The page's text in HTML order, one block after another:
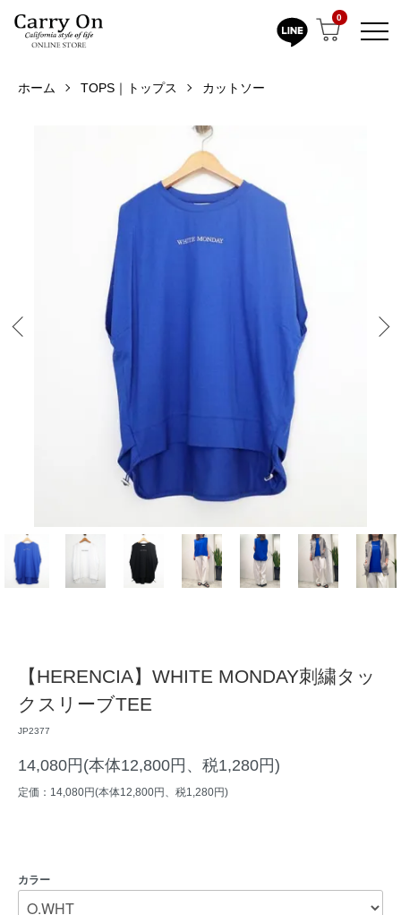
0
ホーム TOPS｜トップス カットソー
【HERENCIA】WHITE MONDAY刺繍タッ
クスリーブTEE
JP2377
14,080円(本体12,800円、税1,280円)
定価：14,080円(本体12,800円、税1,280円)
カラー